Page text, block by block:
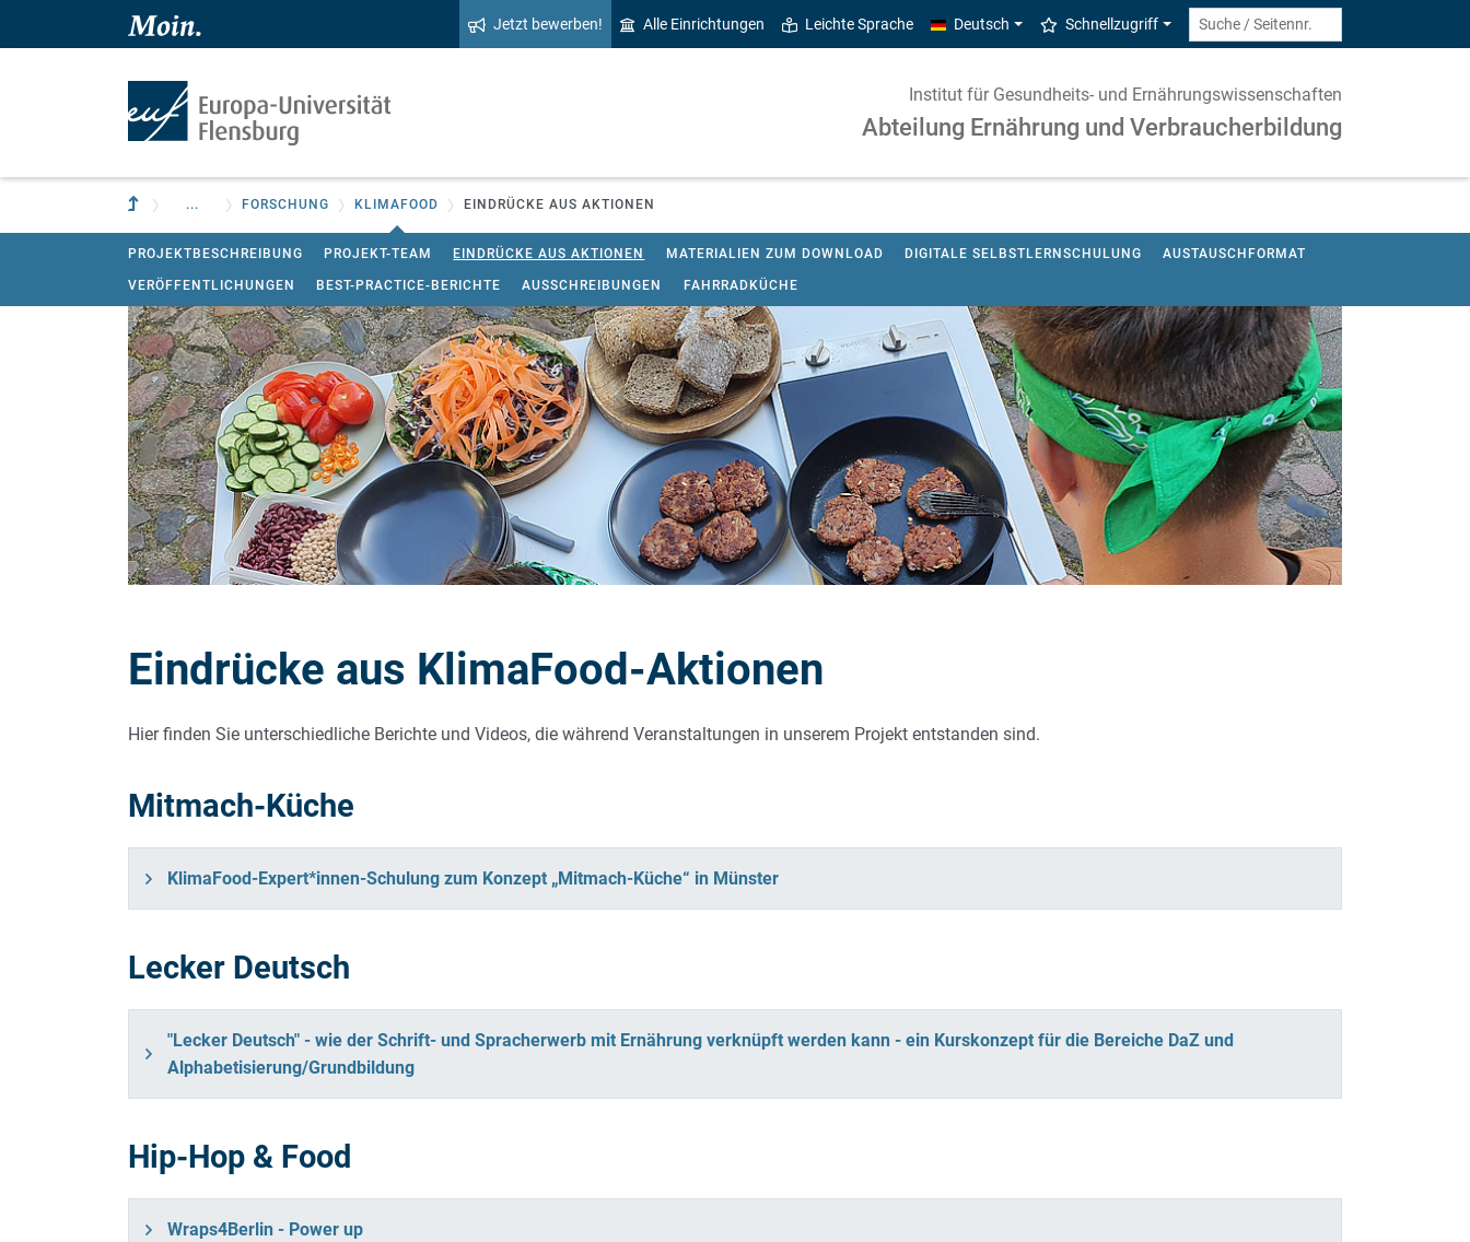
Zum Hauptinhalt springen
Zur Navigation springen
Jetzt bewerben! Alle Einrichtungen Leichte Sprache Deutsch Schnellzugriff
Institut für Gesundheits- und Ernährungswissenschaften
Abteilung Ernährung und Verbraucherbildung
Zur übergeordneten Einrichtung
... FORSCHUNG KLIMAFOOD EINDRÜCKE AUS AKTIONEN
PROJEKTBESCHREIBUNG PROJEKT-TEAM EINDRÜCKE AUS AKTIONEN MATERIALIEN ZUM DOWNLOAD DIGITALE SELBSTLERNSCHULUNG AUSTAUSCHFORMAT
VERÖFFENTLICHUNGEN BEST-PRACTICE-BERICHTE AUSSCHREIBUNGEN FAHRRADKÜCHE
Eindrücke aus KlimaFood-Aktionen
Hier finden Sie unterschiedliche Berichte und Videos, die während Veranstaltungen in unserem Projekt entstanden sind.
Mitmach-Küche
KlimaFood-Expert*innen-Schulung zum Konzept „Mitmach-Küche“ in Münster
Lecker Deutsch
"Lecker Deutsch" - wie der Schrift- und Spracherwerb mit Ernährung verknüpft werden kann - ein Kurskonzept für die Bereiche DaZ und
Alphabetisierung/Grundbildung
Hip-Hop & Food
Wraps4Berlin - Power up